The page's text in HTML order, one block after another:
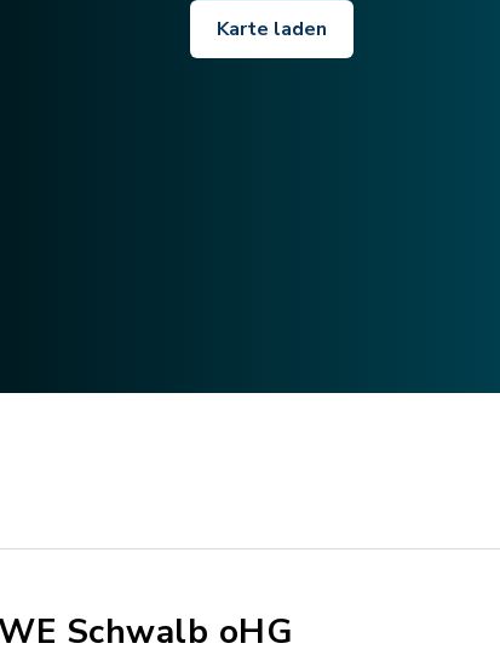
Karte laden
Schwalb oHG